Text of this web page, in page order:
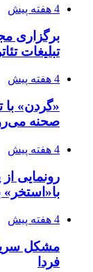
4 هفته پیش
برگزاری
تبلیغات
4 هفته پیش
«گردن» با
صحنه
4 هفته پیش
رونمایی
با«استخر»
4 هفته پیش
مشکل
فردا